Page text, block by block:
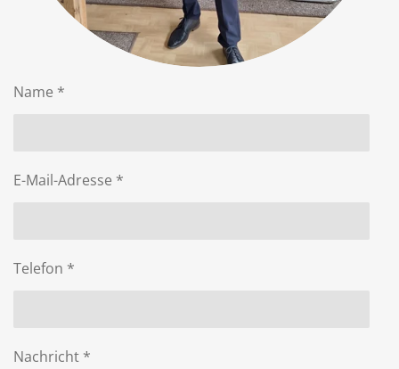
Name *
E-Mail-Adresse *
Telefon *
Nachricht *